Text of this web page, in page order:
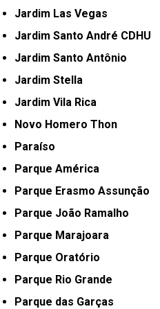
Jardim Las Vegas
Jardim Santo André CDHU
Jardim Santo Antônio
Jardim Stella
Jardim Vila Rica
Novo Homero Thon
Paraíso
Parque América
Parque Erasmo Assunção
Parque João Ramalho
Parque Marajoara
Parque Oratório
Parque Rio Grande
Parque das Garças